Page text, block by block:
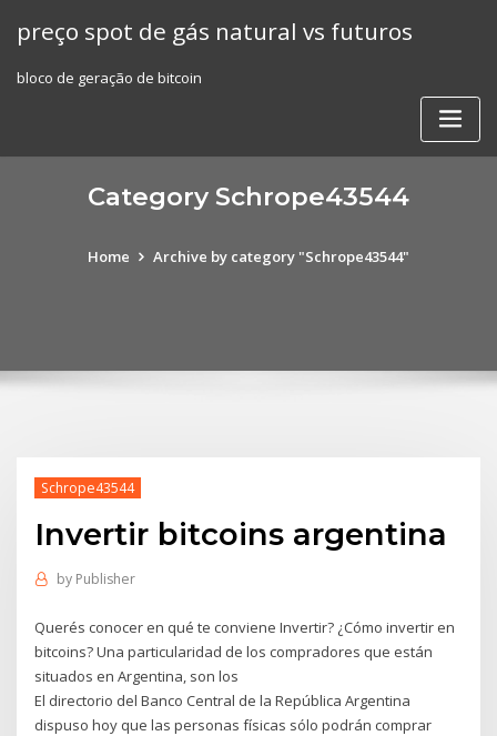
preço spot de gás natural vs futuros
bloco de geração de bitcoin
Category Schrope43544
Home Archive by category "Schrope43544"
Schrope43544
Invertir bitcoins argentina
by Publisher
Querés conocer en qué te conviene Invertir? ¿Cómo invertir en
bitcoins? Una particularidad de los compradores que están
situados en Argentina, son los
El directorio del Banco Central de la República Argentina
dispuso hoy que las personas físicas sólo podrán comprar